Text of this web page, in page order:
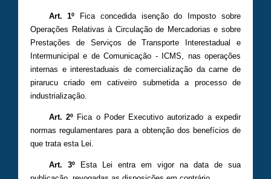
Art. 1º Fica concedida isenção do Imposto sobre
Operações Relativas à Circulação de Mercadorias e sobre
Prestações de Serviços de Transporte Interestadual e
Intermunicipal e de Comunicação - ICMS, nas operações
internas e interestaduais de comercialização da carne de
pirarucu criado em cativeiro submetida a processo de
industrialização.
Art. 2º Fica o Poder Executivo autorizado a expedir
normas regulamentares para a obtenção dos benefícios de
que trata esta Lei.
Art. 3ºEsta Lei entra em vigor na data de sua